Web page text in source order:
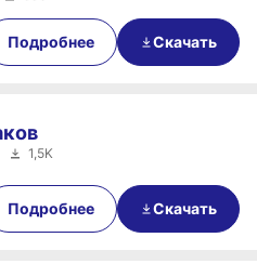
Подробнее Скачать
1,5K
Подробнее Скачать